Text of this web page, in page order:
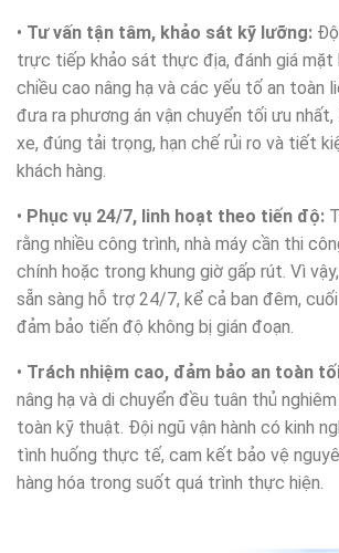
• Tư vấn tận tâm, khảo sát kỹ lưỡng:
trực tiếp khảo sát thực địa, đánh giá mặt
chiều cao nâng hạ và các yếu tố an toàn
đưa ra phương án vận chuyển tối ưu
xe, đúng tải trọng, hạn chế rủi ro và tiết
khách hàng.
• Phục vụ 24/7, linh hoạt theo tiến độ:
rằng nhiều công trình, nhà máy cần thi
chính hoặc trong khung giờ gấp rút. Vì
sẵn sàng hỗ trợ 24/7, kể cả ban đêm,
đảm bảo tiến độ không bị gián đoạn.
• Trách nhiệm cao, đảm bảo an toàn
nâng hạ và di chuyển đều tuân thủ
toàn kỹ thuật. Đội ngũ vận hành có kinh
tình huống thực tế, cam kết bảo vệ
hàng hóa trong suốt quá trình thực hiện.